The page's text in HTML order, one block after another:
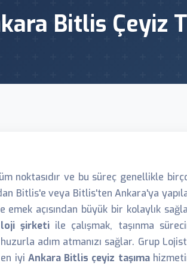
Bitlis Çeyiz
noktasıdır ve bu süreç genellikle
Bitlis'e veya Bitlis'ten Ankara'ya
açısından büyük bir kolaylık
loji şirketi ile çalışmak, taşınma
adım atmanızı sağlar. Grup
iyi Ankara Bitlis çeyiz taşıma